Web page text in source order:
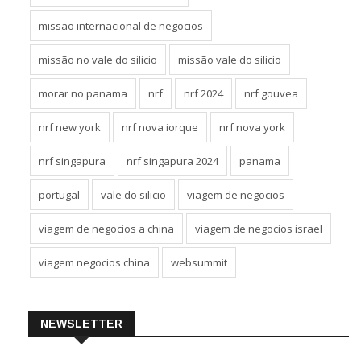
missão internacional de negocios
missão no vale do silicio missão vale do silicio
morar no panama nrf nrf 2024 nrf gouvea
nrf new york nrf nova iorque nrf nova york
nrf singapura nrf singapura 2024 panama
portugal vale do silicio viagem de negocios
viagem de negocios a china viagem de negocios israel
viagem negocios china websummit
NEWSLETTER